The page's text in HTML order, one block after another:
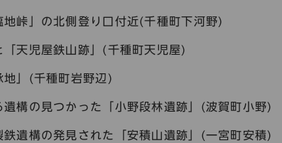
峠」の北側登り口付近(千種町下河野)
「天児屋鉄山跡」(千種町天児屋)
地」(千種町岩野辺)
構の見つかった「小野段林遺跡」(波賀町小野)
遺構の発見された「安積山遺跡」(一宮町安積)